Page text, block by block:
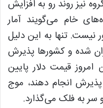
نیز روند رو به افزایش
خام می‌گویند آمار
نیست. تنها به این دلیل
شده و کشورها پذیرش
قیمت دلار پایین
انجام دهند، موج
سر به فلک می‌گذارد.